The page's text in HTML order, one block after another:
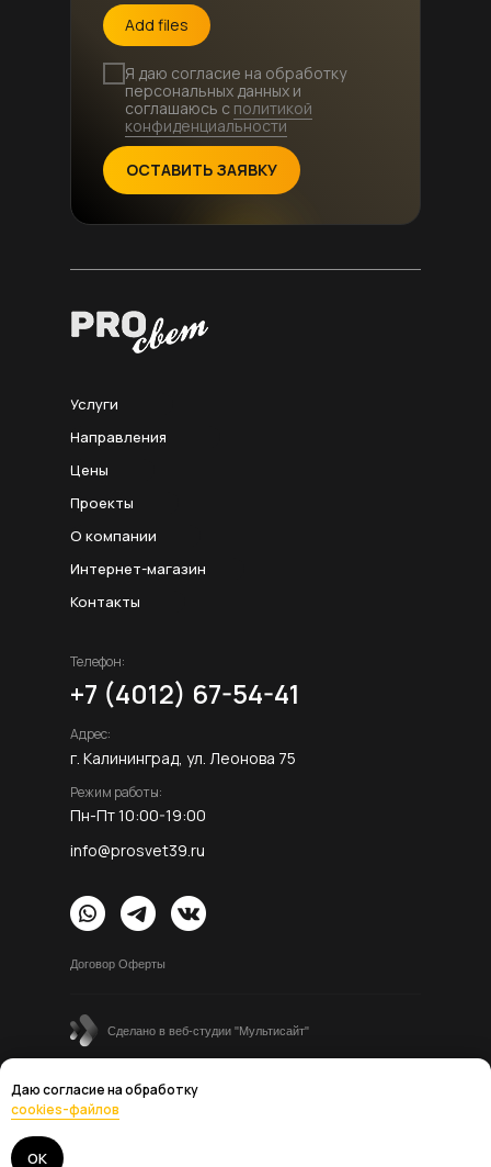
Add files
Я даю согласие на обработку
персональных данных и
соглашаюсь с политикой
конфиденциальности
ОСТАВИТЬ ЗАЯВКУ
Проекты
Цены
Направления
Услуги
О компании
Интернет-магазин
Контакты
+7 (4012) 67-54-41
Пн-Пт 10:00-19:00
info@prosvet39.ru
Режим работы:
Адрес:
Телефон:
г. Калининград, ул. Леонова 75
Сделано в веб-студии "Мультисайт"
Договор Оферты
авторского права (в том числе дизайн). Запрещается
копирование, распространение (в том числе путем
копирования на другие сайты и ресурсы в Интернете) или
Даю согласие на обработку
cookies-файлов
ОК